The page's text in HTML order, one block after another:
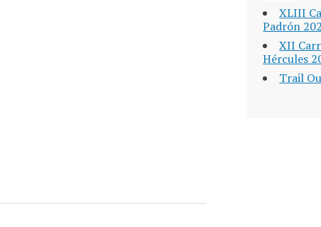
XLIII
Padrón
XII
Hércules
Trail